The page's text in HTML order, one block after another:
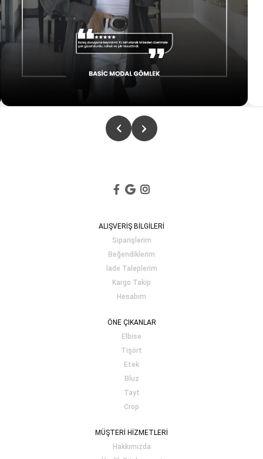
ALIŞVERİŞ BİLGİLERİ
Siparişlerim
Beğendiklerim
İade Taleplerim
Kargo Takip
Hesabım
ÖNE ÇIKANLAR
Elbise
Tişört
Etek
Bluz
Tayt
Crop
MÜŞTERİ HİZMETLERİ
Hakkımızda